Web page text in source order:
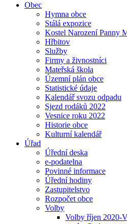
Obec
Hymna obce
Stálá expozice
Kostel Narození Panny
Hřbitov
Služby
Firmy a živnostníci
Mateřská škola
Územní plán obce
Statistické údaje
Kalendář svozu odpadu
Sjezd rodáků 2022
Vesnice roku 2022
Historie obce
Kulturní kalendář
Úřad
Úřední deska
e-podatelna
Povinné informace
Úřední hodiny
Zastupitelstvo
Rozpočet obce
Volby
Volby říjen 2020-